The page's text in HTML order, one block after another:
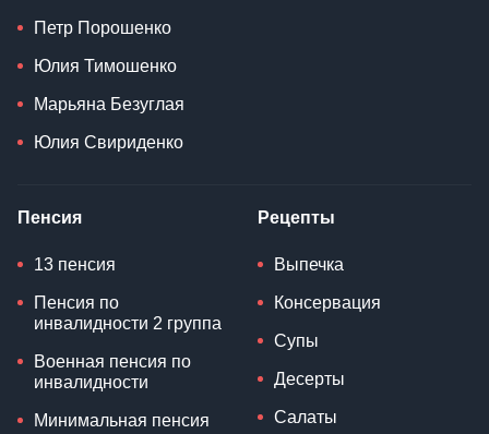
Петр Порошенко
Юлия Тимошенко
Марьяна Безуглая
Юлия Свириденко
Пенсия
13 пенсия
Пенсия по
инвалидности 2 группа
Военная пенсия по
инвалидности
Минимальная пенсия
Рецепты
Выпечка
Консервация
Супы
Десерты
Салаты